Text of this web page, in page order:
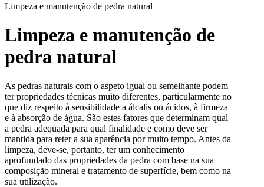
Limpeza e manutenção de pedra natural
Limpeza e manutenção de
pedra natural
As pedras naturais com o aspeto igual ou semelhante podem
ter propriedades técnicas muito diferentes, particularmente no
que diz respeito à sensibilidade a álcalis ou ácidos, à firmeza
e à absorção de água. São estes fatores que determinam qual
a pedra adequada para qual finalidade e como deve ser
mantida para reter a sua aparência por muito tempo. Antes da
limpeza, deve-se, portanto, ter um conhecimento
aprofundado das propriedades da pedra com base na sua
composição mineral e tratamento de superfície, bem como na
sua utilização.